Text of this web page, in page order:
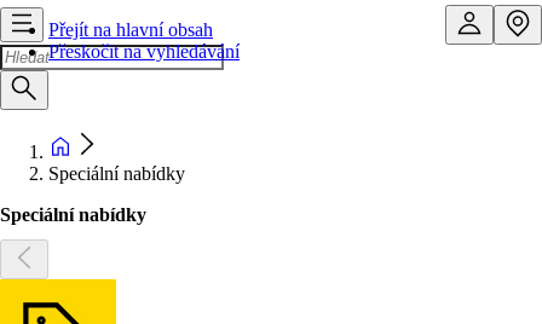
Přejít na hlavní obsah
Přeskočit na vyhledávání
Speciální nabídky
Speciální nabídky